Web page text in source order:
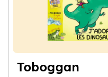
Toboggan